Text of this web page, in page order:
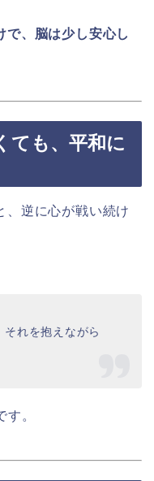
で、脳は少し安心し
ても、平和に
、逆に心が戦い続け
それを抱えながら
す。